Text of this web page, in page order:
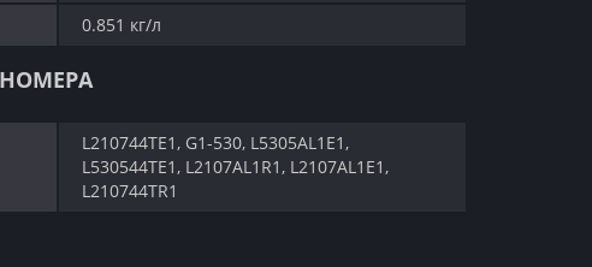
0.851 кг/л
L210744TE1, G1-530, L5305AL1E1,
L530544TE1, L2107AL1R1, L2107AL1E1,
L210744TR1